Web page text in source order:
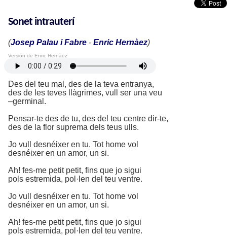
Sonet intrauterí
(Josep Palau i Fabre - Enric Hernàez)
Versión de Enric Hernàez
Des del teu mal, des de la teva entranya,
des de les teves llàgrimes, vull ser una veu
–germinal.
Pensar-te des de tu, des del teu centre dir-te,
des de la flor suprema dels teus ulls.
Jo vull desnéixer en tu. Tot home vol
desnéixer en un amor, un si.
Ah! fes-me petit petit, fins que jo sigui
pols estremida, pol·len del teu ventre.
Jo vull desnéixer en tu. Tot home vol
desnéixer en un amor, un si.
Ah! fes-me petit petit, fins que jo sigui
pols estremida, pol·len del teu ventre.